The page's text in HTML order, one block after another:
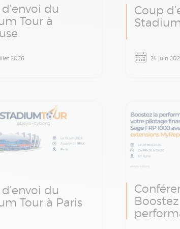
du
Tour à
Tour Absys
à Toulouse le
de la paie et de la
digitale.
2026
Coup
Le
Cyborg
digitale.
24 juin
du
Tour à Paris